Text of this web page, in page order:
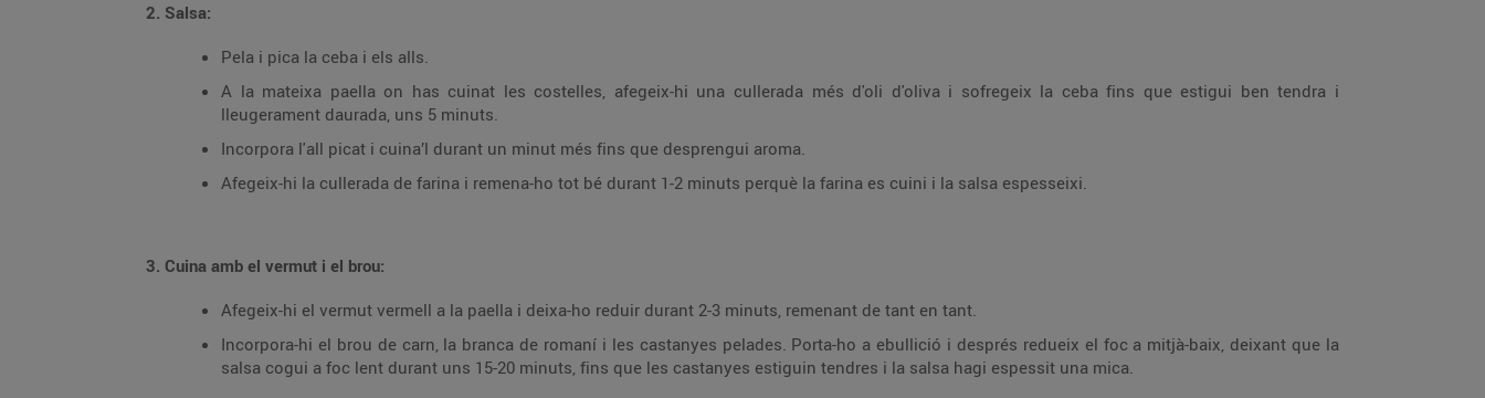
2. Salsa:
Pela i pica la ceba i els alls.
A la mateixa paella on has cuinat les costelles, afegeix-hi una cullerada més d'oli d'oliva i sofregeix la ceba fins que estigui ben tendra i
lleugerament daurada, uns 5 minuts.
Incorpora l'all picat i cuina’l durant un minut més fins que desprengui aroma.
Afegeix-hi la cullerada de farina i remena-ho tot bé durant 1-2 minuts perquè la farina es cuini i la salsa espesseixi.
3. Cuina amb el vermut i el brou:
Afegeix-hi el vermut vermell a la paella i deixa-ho reduir durant 2-3 minuts, remenant de tant en tant.
Incorpora-hi el brou de carn, la branca de romaní i les castanyes pelades. Porta-ho a ebullició i després redueix el foc a mitjà-baix, deixant que la
salsa cogui a foc lent durant uns 15-20 minuts, fins que les castanyes estiguin tendres i la salsa hagi espessit una mica.